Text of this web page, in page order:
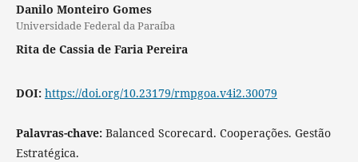
Danilo Monteiro Gomes
Universidade Federal da Paraíba
Rita de Cassia de Faria Pereira
DOI: https://doi.org/10.23179/rmpgoa.v4i2.30079
Palavras-chave: Balanced Scorecard. Cooperações. Gestão
Estratégica.